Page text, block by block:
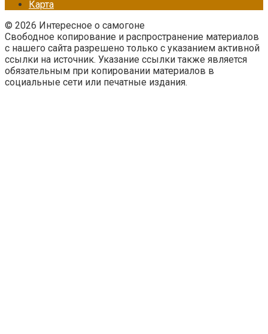
Карта
© 2026 Интересное о самогоне
Свободное копирование и распространение материалов
с нашего сайта разрешено только с указанием активной
ссылки на источник. Указание ссылки также является
обязательным при копировании материалов в
социальные сети или печатные издания.